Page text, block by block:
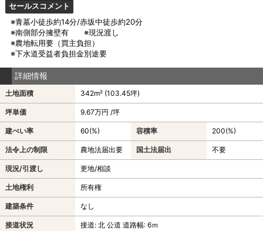
セールスコメント
※青墓小徒歩約14分/赤坂中徒歩約20分
※南側部分擁壁有 ※現況渡し
※農地転用要（買主負担）
※下水道受益者負担金別途要
詳細情報
土地面積 342m² (103.45坪)
坪単価 9.67万円 /坪
建ぺい率 60(%) 容積率 200(%)
法令上の制限 農地法届出要 国土法届出 不要
現況/引渡し 更地/相談
土地権利 所有権
建築条件 なし
接道状況 接道: 北 公道 道路幅: 6ｍ